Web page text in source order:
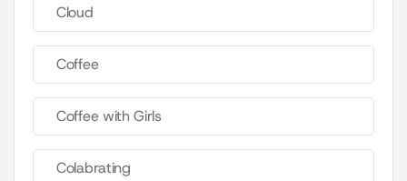
Cloud
Coffee
Coffee with Girls
Colabrating